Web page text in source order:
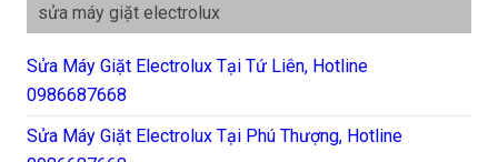
sửa máy giặt electrolux
Sửa Máy Giặt Electrolux Tại Tứ Liên, Hotline
0986687668
Sửa Máy Giặt Electrolux Tại Phú Thượng, Hotline